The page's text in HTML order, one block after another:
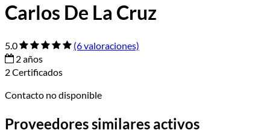
Carlos De La Cruz
5.0
(6 valoraciones)
2 años
2 Certificados
Contacto no disponible
Proveedores similares activos